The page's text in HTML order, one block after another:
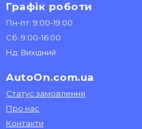
Графік роботи
Пн-пт: 9:00-19:00
Сб: 9:00-16:00
Нд: Вихідний
AutoOn.com.ua
Статус замовлення
Про нас
Контакти